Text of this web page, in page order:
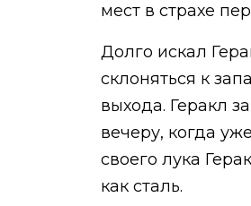
мест в страхе
Долго искал
склоняться к
выхода. Геракл
вечеру, когда
своего лука
как сталь.